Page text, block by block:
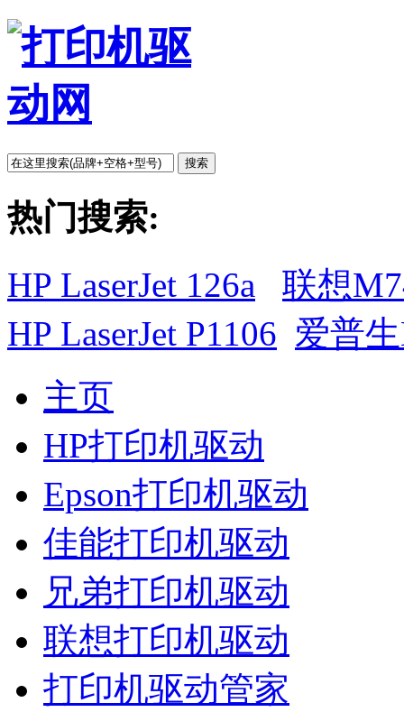
搜索
热门搜索:
HP LaserJet 126a
联想
HP LaserJet P1106 爱普
主页
HP打印机驱动
Epson打印机驱动
佳能打印机驱动
兄弟打印机驱动
联想打印机驱动
打印机驱动管家